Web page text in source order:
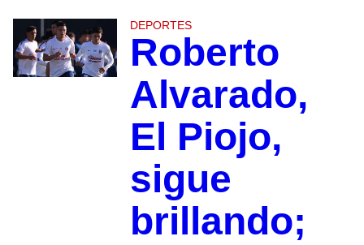
DEPORTES
Roberto
Alvarado,
El Piojo,
sigue
brillando;